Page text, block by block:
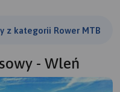
z kategorii Rower MTB
- Wleń